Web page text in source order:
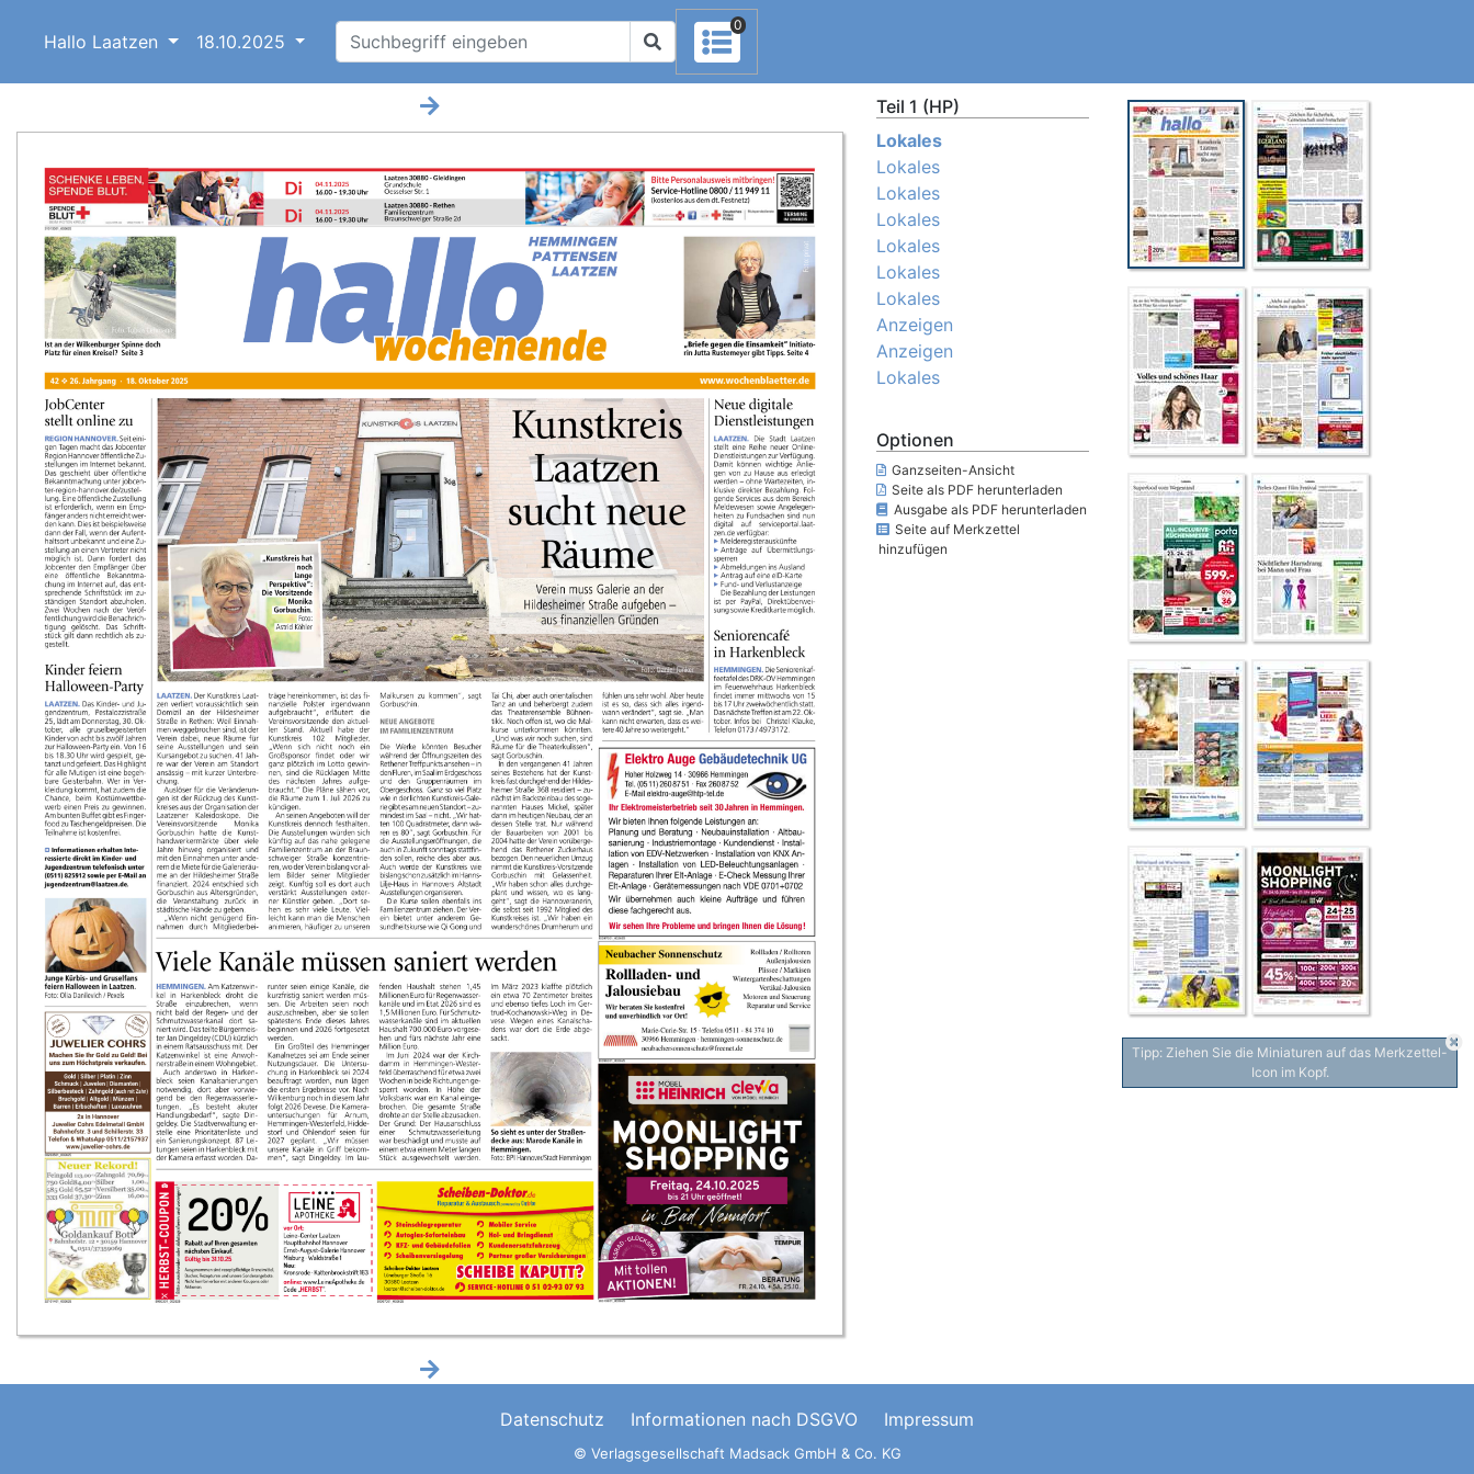
Hallo Laatzen 18.10.2025
0
Teil 1 (HP)
Lokales
Lokales
Lokales
Lokales
Lokales
Lokales
Lokales
Anzeigen
Anzeigen
Lokales
Optionen
Ganzseiten-Ansicht
Seite als PDF herunterladen
Ausgabe als PDF herunterladen
Seite auf Merkzettel
hinzufügen
Tipp: Ziehen Sie die Miniaturen auf das Merkzettel-
Icon im Kopf.
Datenschutz Informationen nach DSGVO Impressum
© Verlagsgesellschaft Madsack GmbH & Co. KG